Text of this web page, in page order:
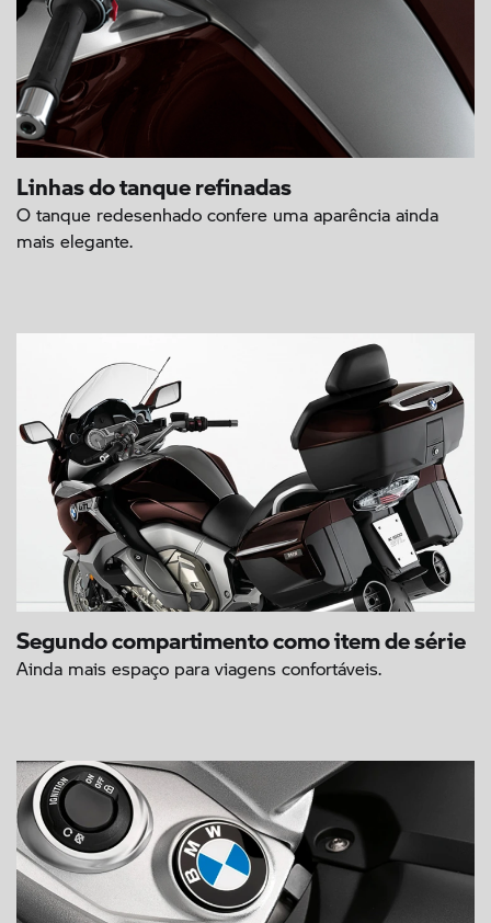
Linhas do tanque refinadas
O tanque redesenhado confere uma aparência ainda
mais elegante.
Segundo compartimento como item de série
Ainda mais espaço para viagens confortáveis.